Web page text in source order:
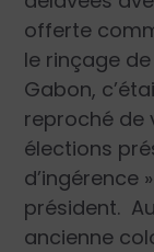
offerte
le rinçage
Gabon,
reproché de
élections
d’ingérence
président.
ancienne